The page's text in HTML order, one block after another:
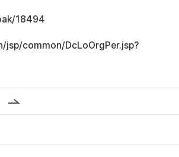
18494
common/DcLoOrgPer.jsp?